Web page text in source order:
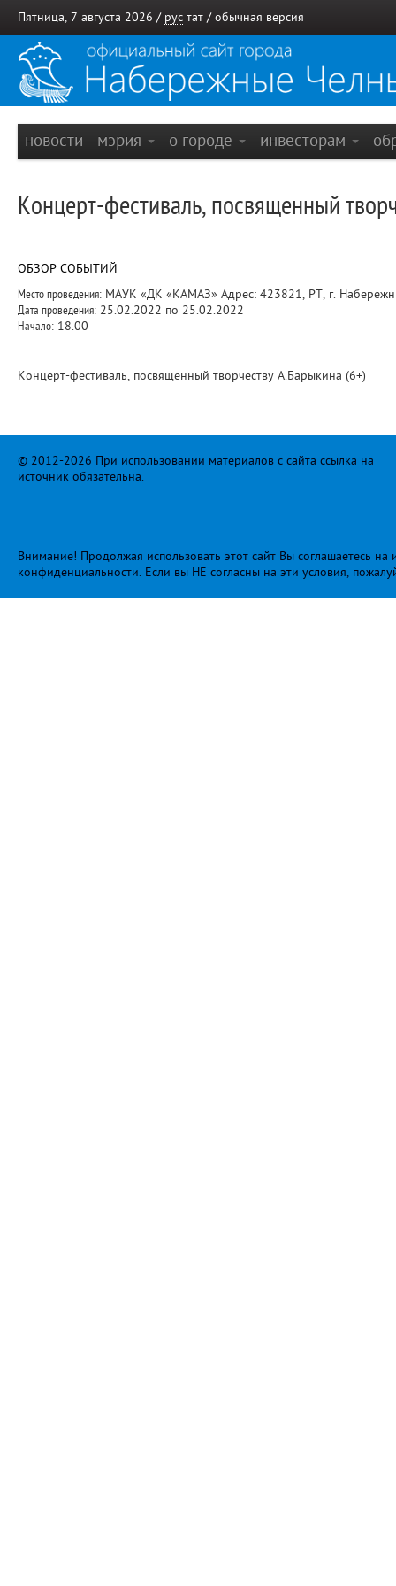
Пятница, 7 августа 2026 / рус тат / обычная версия
новости мэрия о городе инвесторам
Концерт-фестиваль, посвященный
ОБЗОР СОБЫТИЙ
Место проведения: МАУК «ДК «КАМАЗ» Адрес: 423821, РТ, г.
Дата проведения: 25.02.2022 по 25.02.2022
Начало: 18.00
Концерт-фестиваль, посвященный творчеству А.Барыкина (6+)
© 2012-2026 При использовании материалов с сайта ссылка на
источник обязательна.
Внимание! Продолжая использовать этот сайт Вы соглашаетесь
конфиденциальности. Если вы НЕ согласны на эти условия,